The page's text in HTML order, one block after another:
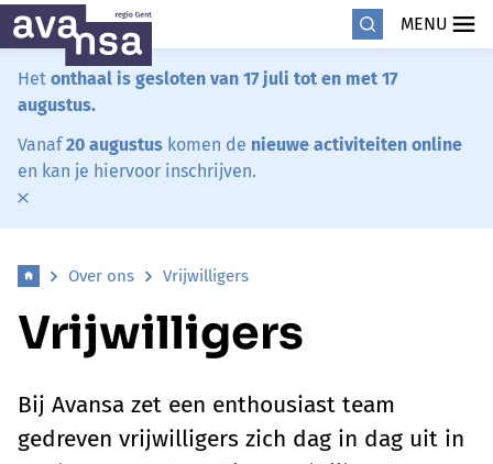
MENU
Het onthaal is gesloten van 17 juli tot en met 17
augustus.
Vanaf20 augustus komen de nieuwe activiteiten online
en kan je hiervoor inschrijven.
Over ons Vrijwilligers
Vrijwilligers
Bij Avansa zet een enthousiast team
gedreven vrijwilligers zich dag in dag uit in